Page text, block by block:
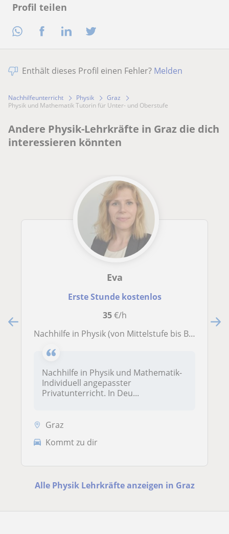
Profil teilen
Enthält dieses Profil einen Fehler? Melden
Nachhilfeunterricht Physik
Graz
Physik und Mathematik Tutorin für Unter- und Oberstufe
Andere Physik-Lehrkräfte in Graz die dich
interessieren könnten
Eva
Erste Stunde kostenlos
35€/h
Nachhilfe in Physik (von Mittelstufe bis Bachelor)
Nachhilfe in Physik und Mathematik-
Individuell angepasster
Privatunterricht. In Deu...
Graz
Kommt zu dir
Alle Physik Lehrkräfte anzeigen in Graz